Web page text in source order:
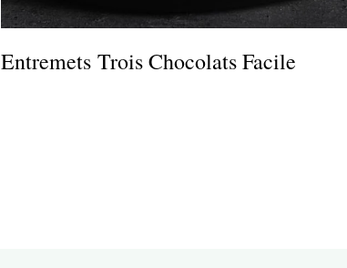
Entremets Trois Chocolats Facile